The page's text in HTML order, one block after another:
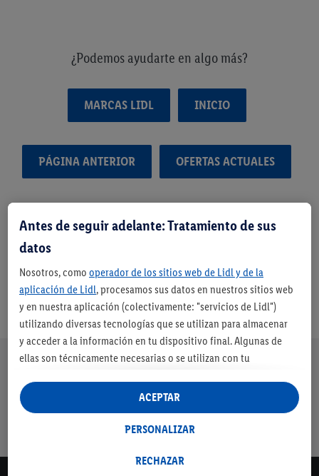
¿Podemos ayudarte en algo más?
MARCAS LIDL INICIO
PÁGINA ANTERIOR OFERTAS ACTUALES
Nuestra promesa de Lidl
gratuitos a
partir de 79€
máximo 3 días
Antes de seguir adelante: Tratamiento de sus
datos
Nosotros, como operador de los sitios web de Lidl y de la
aplicación de Lidl, procesamos sus datos en nuestros sitios web
y en nuestra aplicación (colectivamente: "servicios de Lidl")
utilizando diversas tecnologías que se utilizan para almacenar
y acceder a la información en tu dispositivo final. Algunas de
ellas son técnicamente necesarias o se utilizan con tu
estadísticas o para publicidad personalizada dentro y fuera de
los servicios Lidl. Si participa en el programa Lidl Plus, los datos
de su comportamiento de compra en la tienda también se
Si da su consentimiento aquí con fines de publicidad
RECHAZAR
PERSONALIZAR
ACEPTAR